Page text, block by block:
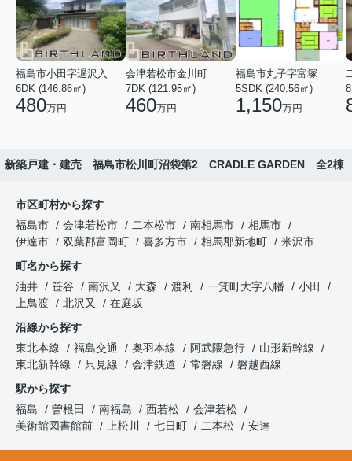
福島市小田字遅沢入
6DK (146.86㎡)
480万円
会津若松市金川町
7DK (121.95㎡)
460万円
福島市丸子字富塚
5SDK (240.56㎡)
1,150万円
新築戸建・建売 福島市松川町沼袋第2 CRADLE GARDEN 全2棟
市区町村から探す
福島市
会津若松市 二本松市 南相馬市
相馬市
伊達市
双葉郡富岡町 喜多方市 相馬郡新地町
米沢市
町名から探す
油井
笹谷 南沢又 大森 渡利 一箕町大字八幡
小田
上鳥渡
北沢又
在庭坂
沿線から探す
東北本線
福島交通 奥羽本線 阿武隈急行
山形新幹線
東北新幹線
只見線 会津鉄道 常磐線
磐越西線
駅から探す
福島
曽根田 南福島 西若松
会津若松
美術館図書館前
上松川 七日町 二本松 安達